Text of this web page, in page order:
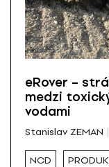
eRover –
medzi
vodami
Stanislav ZEMAN
NCD